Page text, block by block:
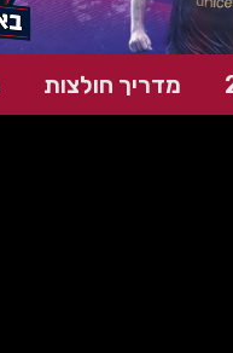
מדריך חולצות